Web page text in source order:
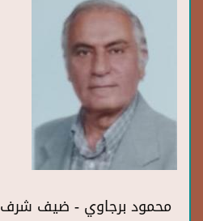
محمود برجاوي - ضيف شرف